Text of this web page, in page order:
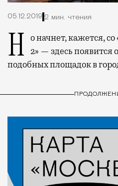
05.12.2019 2 мин. чтения
Но начнет, кажется, со «Смоленского пассажа
2» — здесь
подобных площадок в